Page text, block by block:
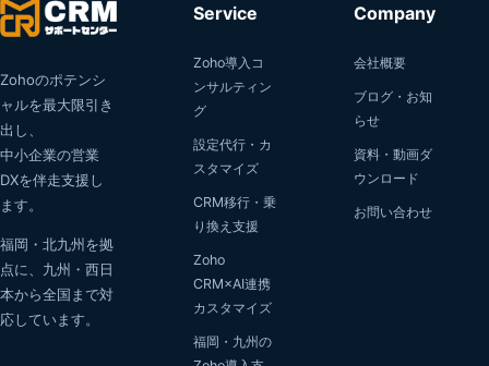
Zohoのポテンシ
ャルを最大限引き
出し、
中小企業の営業
DXを伴走支援し
ます。
福岡・北九州を拠
点に、九州・西日
本から全国まで対
応しています。
Service
Zoho導入コ
ンサルティン
グ
設定代行・カ
スタマイズ
CRM移行・乗
り換え支援
Zoho
CRM×AI連携
カスタマイズ
福岡・九州の
Company
会社概要
ブログ・お知
らせ
資料・動画ダ
ウンロード
お問い合わせ